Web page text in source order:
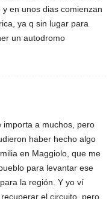
en unos dias comienzan
ya q sin lugar para
un autodromo
importa a muchos, pero
haber hecho algo
en Maggiolo, que me
para levantar ese
la región. Y yo ví
el circuito, pero